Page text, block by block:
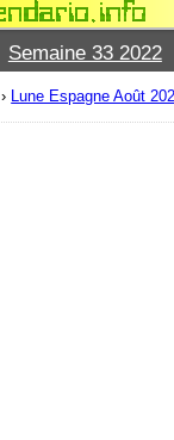
Semaine 33 2022
› Lune Espagne Août